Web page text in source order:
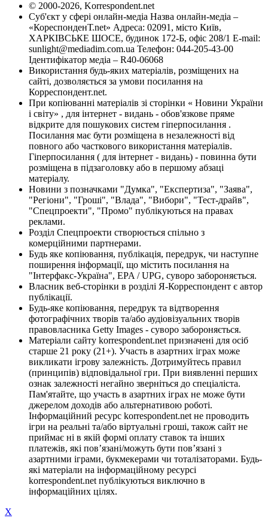
© 2000-2026, Korrespondent.net
Суб'єкт у сфері онлайн-медіа Назва онлайн-медіа –
«КореспонденТ.net» Адреса: 02091, місто Київ,
ХАРКІВСЬКЕ ШОСЕ, будинок 172-Б, офіс 208/1 E-mail:
sunlight@mediadim.com.ua Телефон: 044-205-43-00
Ідентифікатор медіа – R40-06068
Використання будь-яких матеріалів, розміщених на
сайті, дозволяється за умови посилання на
Корреспондент.net.
При копіюванні матеріалів зі сторінки « Новини України
і світу» , для інтернет - видань - обов'язкове пряме
відкрите для пошукових систем гіперпосилання .
Посилання має бути розміщена в незалежності від
повного або часткового використання матеріалів.
Гіперпосилання ( для інтернет - видань) - повинна бути
розміщена в підзаголовку або в першому абзаці
матеріалу.
Новини з позначками "Думка", "Експертиза", "Заява",
"Регіони", "Гроші", "Влада", "Вибори", "Тест-драйв",
"Спецпроекти", "Промо" публікуються на правах
реклами.
Розділ Спецпроекти створюється спільно з
комерційними партнерами.
Будь яке копіювання, публікація, передрук, чи наступне
поширення інформації, що містить посилання на
"Інтерфакс-Україна", EPA / UPG, суворо забороняється.
Власник веб-сторінки в розділі Я-Корреспондент є автор
публікації.
Будь-яке копіювання, передрук та відтворення
фотографічних творів та/або аудіовізуальних творів
правовласника Getty Images - суворо забороняється.
Матеріали сайту korrespondent.net призначені для осіб
старше 21 року (21+). Участь в азартних іграх може
викликати ігрову залежність. Дотримуйтесь правил
(принципів) відповідальної гри. При виявленні перших
ознак залежності негайно зверніться до спеціаліста.
Пам'ятайте, що участь в азартних іграх не може бути
джерелом доходів або альтернативою роботі.
Інформаційний ресурс korrespondent.net не проводить
ігри на реальні та/або віртуальні гроші, також сайт не
приймає ні в якій формі оплату ставок та інших
платежів, які пов’язані/можуть бути пов’язані з
азартними іграми, букмекерами чи тоталізаторами. Будь-
які матеріали на інформаційному ресурсі
korrespondent.net публікуються виключно в
інформаційних цілях.
X